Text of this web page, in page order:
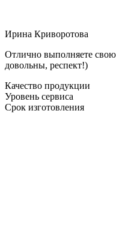
Ирина Криворотова
Отлично выполняете свою
довольны, респект!)
Качество продукции
Уровень сервиса
Срок изготовления